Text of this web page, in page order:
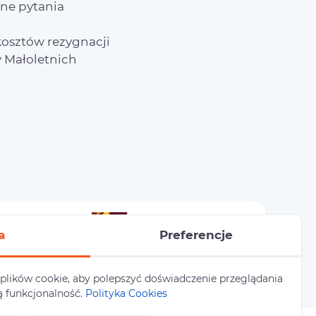
pytania
rezygnacji
Preferencje
cookie, aby polepszyć doświadczenie przeglądania
funkcjonalność. Polityka Cookies